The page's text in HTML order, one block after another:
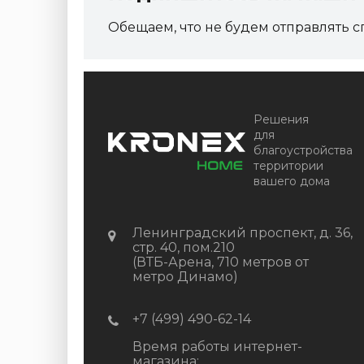
Артикул: DPK-2329
-
КУПИТЬ
Обещаем, что не будем отправлять
Решения
для
благоустройства
территории
вашего дома
Ленинградский проспект, д. 36,
стр. 40, пом.210
(ВТБ-Арена, 710 метров от
метро Динамо)
+7 (499) 490-62-14
Время работы интернет-